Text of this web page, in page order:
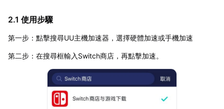
2.1 使用步驟
第一步：點擊搜尋UU主機加速器，選擇硬體加速或手機加速
第二步：在搜尋框輸入Switch商店，再點擊加速。